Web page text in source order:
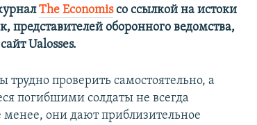
The Economisсо ссылкой на истоки
представителей оборонного ведомства,
Ualosses.
проверить самостоятельно, а
погибшими солдаты не всегда
они дают приблизительное